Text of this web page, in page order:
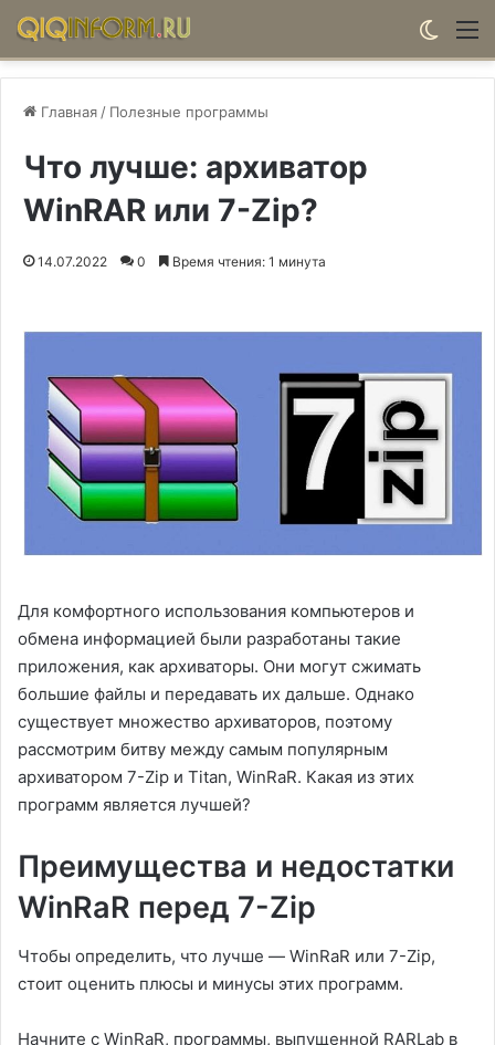
Главная / Полезные программы
Что лучше: архиватор
WinRAR или 7-Zip?
14.07.2022 0 Время чтения: 1 минута
Для комфортного использования компьютеров и
обмена информацией были разработаны такие
приложения, как архиваторы. Они могут сжимать
большие файлы и передавать их дальше. Однако
существует множество архиваторов, поэтому
рассмотрим битву между самым популярным
архиватором 7-Zip и Titan, WinRaR. Какая из этих
программ является лучшей?
Преимущества и недостатки
WinRaR перед 7-Zip
Чтобы определить, что лучше — WinRaR или 7-Zip,
стоит оценить плюсы и минусы этих программ.
Начните с WinRaR, программы, выпущенной RARLab в